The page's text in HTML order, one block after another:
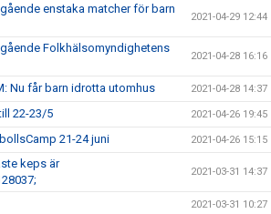
enstaka matcher för barn
2021-04-29 12:44
Folkhälsomyndighetens
2021-04-28 16:16
Nu får barn idrotta utomhus 2021-04-28 14:37
22-23/5 2021-04-26 19:45
21-24 juni 2021-04-26 15:15
keps är
2021-03-31 14:37
2021-03-31 10:27